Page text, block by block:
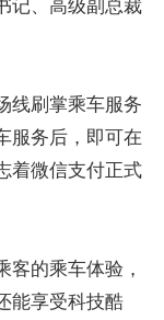
记、高级副总裁
线刷掌乘车服务
服务后，即可在
着微信支付正式
客的乘车体验，
能享受科技酷